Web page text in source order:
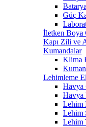
Güç
İletken Boya
Kapı Zili ve
Kumandalar
Klima
Lehimleme
Havya
Havya
Lehim
Lehim
Lehim